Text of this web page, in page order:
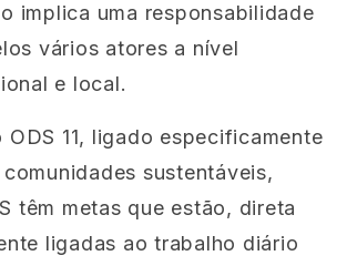
implica uma responsabilidade
vários atores a nível
e local.
ODS 11, ligado especificamente
sustentáveis,
têm metas que estão, direta
ligadas ao trabalho diário